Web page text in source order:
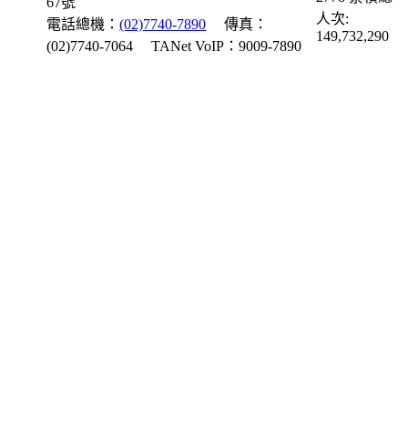
電話總機：(02)7740-7890
傳真：
(02)7740-7064
TANet VoIP：9009-7890
人次:
149,732,290